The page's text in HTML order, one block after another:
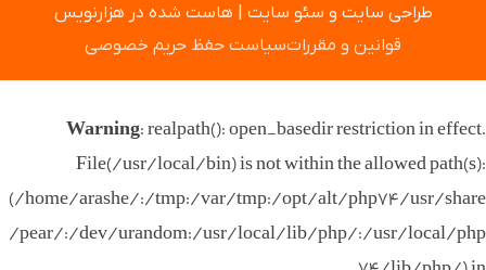
طراحی سایت و سئو سایت هاست شده در هزارنویس
قوانین و مقرراتسیاست حفظ حریم خصوصی
Warning: realpath(): open_basedir restriction in effect.
File(/usr/local/bin) is not within the allowed path(s):
(/home/arashe/:/tmp:/var/tmp:/opt/alt/php74/usr/share
/pear/:/dev/urandom:/usr/local/lib/php/:/usr/local/php